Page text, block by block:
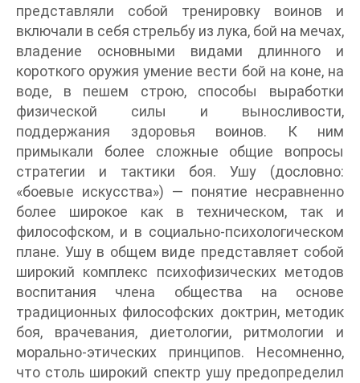
представляли собой тренировку воинов и
включали в себя стрельбу из лука, бой на мечах,
владение основными видами длинного и
короткого оружия умение вести бой на коне, на
воде, в пешем строю, способы выработки
физической силы и выносливости,
поддержания здоровья воинов. К ним
примыкали более сложные общие вопросы
стратегии и тактики боя. Ушу (дословно:
«боевые искусства») — понятие несравненно
более широкое как в техническом, так и
философском, и в социально-психологическом
плане. Ушу в общем виде представляет собой
широкий комплекс психофизических методов
воспитания члена общества на основе
традиционных философских доктрин, методик
боя, врачевания, диетологии, ритмологии и
морально-этических принципов. Несомненно,
что столь широкий спектр ушу предопределил